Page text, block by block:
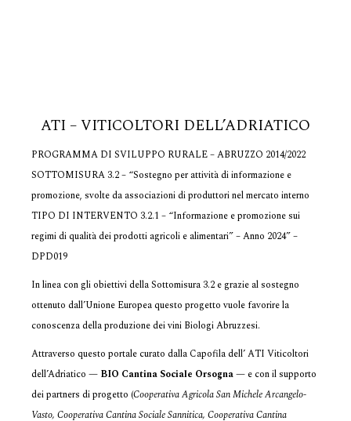
ATI – VITICOLTORI DELL’ADRIATICO
PROGRAMMA DI SVILUPPO RURALE – ABRUZZO 2014/2022
SOTTOMISURA 3.2 – “Sostegno per attività di informazione e
promozione, svolte da associazioni di produttori nel mercato interno
TIPO DI INTERVENTO 3.2.1 – “Informazione e promozione sui
regimi di qualità dei prodotti agricoli e alimentari” – Anno 2024” –
DPD019
In linea con gli obiettivi della Sottomisura 3.2 e grazie al sostegno
ottenuto dall’Unione Europea questo progetto vuole favorire la
conoscenza della produzione dei vini Biologi Abruzzesi.
Attraverso questo portale curato dalla Capofila dell’ ATI Viticoltori
dell’Adriatico — BIO Cantina Sociale Orsogna— e con il supporto
dei partners di progetto (Cooperativa Agricola San Michele Arcangelo-
Vasto, Cooperativa Cantina Sociale Sannitica, Cooperativa Cantina